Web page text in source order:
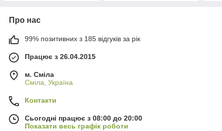
Про нас
99% позитивних з 185 відгуків за рік
Працює з 26.04.2015
м. Сміла
Сміла, Україна
Контакти
Сьогодні працює з 08:00 до 20:00
Показати весь графік роботи